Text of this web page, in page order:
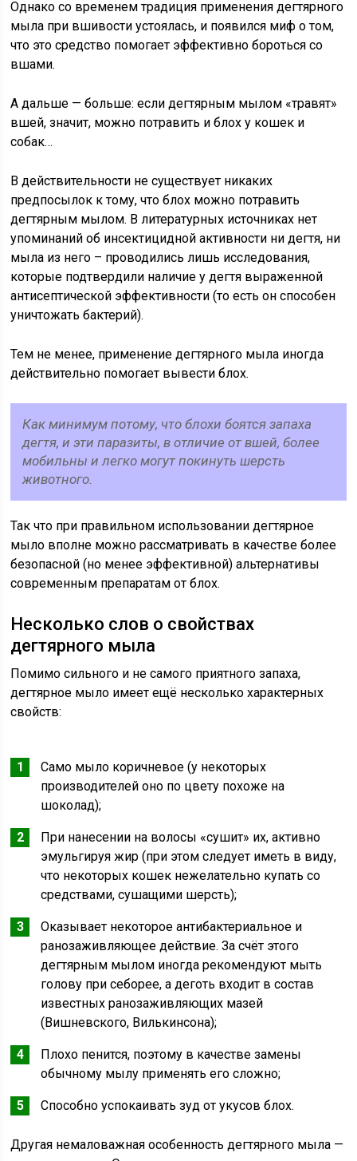
Однако со временем традиция применения дегтярного
мыла при вшивости устоялась, и появился миф о том,
что это средство помогает эффективно бороться со
вшами.
А дальше — больше: если дегтярным мылом «травят»
вшей, значит, можно потравить и блох у кошек и
собак…
В действительности не существует никаких
предпосылок к тому, что блох можно потравить
дегтярным мылом. В литературных источниках нет
упоминаний об инсектицидной активности ни дегтя, ни
мыла из него – проводились лишь исследования,
которые подтвердили наличие у дегтя выраженной
антисептической эффективности (то есть он способен
уничтожать бактерий).
Тем не менее, применение дегтярного мыла иногда
действительно помогает вывести блох.
Как минимум потому, что блохи боятся запаха
дегтя, и эти паразиты, в отличие от вшей, более
мобильны и легко могут покинуть шерсть
животного.
Так что при правильном использовании дегтярное
мыло вполне можно рассматривать в качестве более
безопасной (но менее эффективной) альтернативы
современным препаратам от блох.
Несколько слов о свойствах
дегтярного мыла
Помимо сильного и не самого приятного запаха,
дегтярное мыло имеет ещё несколько характерных
свойств:
Само мыло коричневое (у некоторых
производителей оно по цвету похоже на
шоколад);
При нанесении на волосы «сушит» их, активно
эмульгируя жир (при этом следует иметь в виду,
что некоторых кошек нежелательно купать со
средствами, сушащими шерсть);
Оказывает некоторое антибактериальное и
ранозаживляющее действие. За счёт этого
дегтярным мылом иногда рекомендуют мыть
голову при себорее, а деготь входит в состав
известных ранозаживляющих мазей
(Вишневского, Вилькинсона);
Плохо пенится, поэтому в качестве замены
обычному мылу применять его сложно;
Способно успокаивать зуд от укусов блох.
Другая немаловажная особенность дегтярного мыла —